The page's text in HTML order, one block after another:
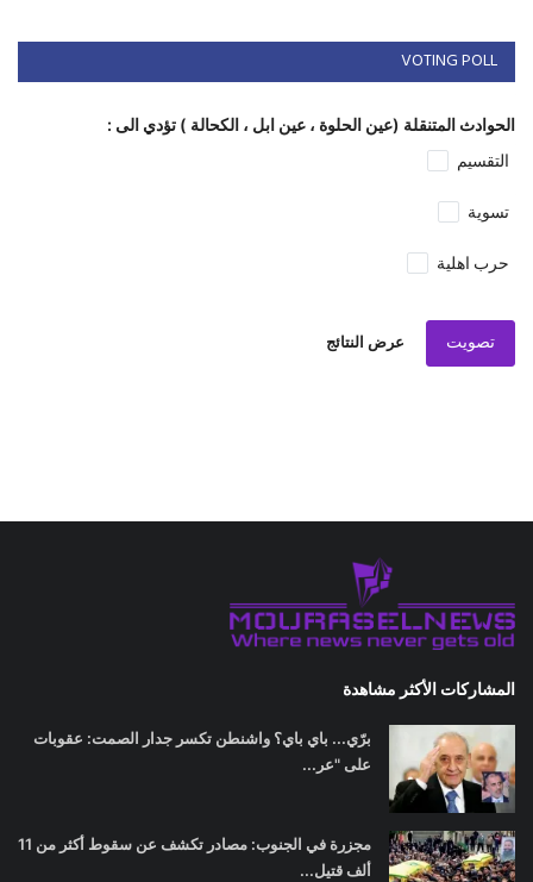
VOTING POLL
الحوادث المتنقلة (عين الحلوة ، عين ابل ، الكحالة ) تؤدي الى :
التقسيم
تسوية
حرب اهلية
تصويت عرض النتائج
المشاركات الأكثر مشاهدة
برّي... باي باي؟ واشنطن تكسر جدار الصمت: عقوبات
على "عر...
مجزرة في الجنوب: مصادر تكشف عن سقوط أكثر من 11
ألف قتيل...